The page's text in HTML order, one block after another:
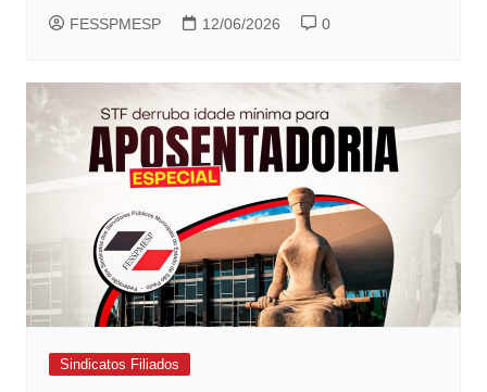
FESSPMESP 12/06/2026 0
Sindicatos Filiados